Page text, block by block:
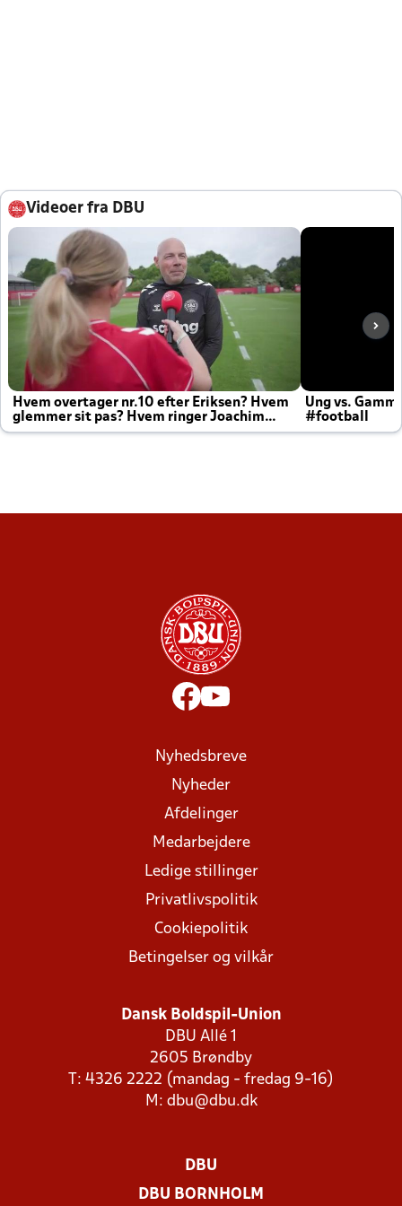
Videoer fra DBU
Hvem overtager nr.10 efter Eriksen? Hvem
glemmer sit pas? Hvem ringer Joachim
altid til efter kampe?
Ung vs.
#football
Nyhedsbreve
Nyheder
Afdelinger
Medarbejdere
Ledige stillinger
Privatlivspolitik
Cookiepolitik
Betingelser og vilkår
Dansk Boldspil-Union
DBU Allé 1
2605 Brøndby
T: 4326 2222 (mandag - fredag 9-16)
M: dbu@dbu.dk
DBU
DBU BORNHOLM